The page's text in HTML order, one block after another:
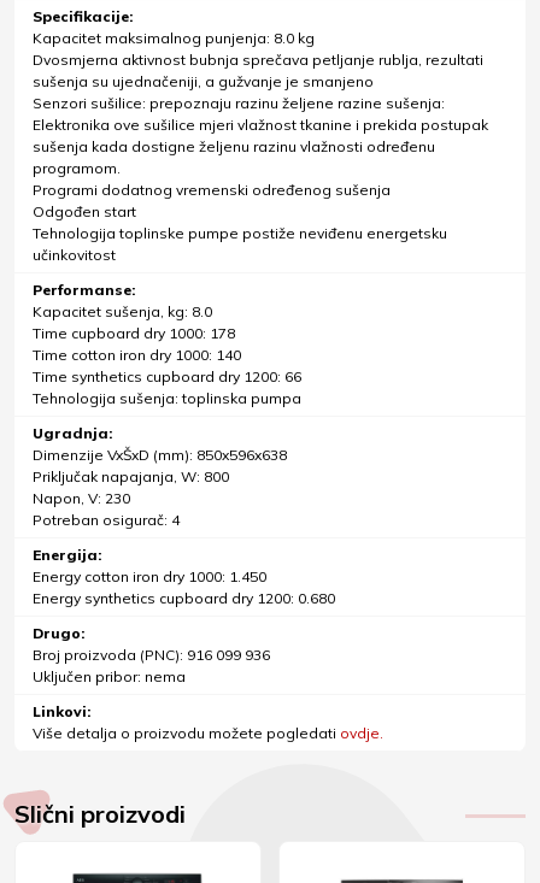
Specifikacije:
Kapacitet maksimalnog punjenja: 8.0 kg
Dvosmjerna aktivnost bubnja sprečava petljanje rublja, rezultati
sušenja su ujednačeniji, a gužvanje je smanjeno
Senzori sušilice: prepoznaju razinu željene razine sušenja:
Elektronika ove sušilice mjeri vlažnost tkanine i prekida postupak
sušenja kada dostigne željenu razinu vlažnosti određenu
programom.
Programi dodatnog vremenski određenog sušenja
Odgođen start
Tehnologija toplinske pumpe postiže neviđenu energetsku
učinkovitost
Performanse:
Kapacitet sušenja, kg: 8.0
Time cupboard dry 1000: 178
Time cotton iron dry 1000: 140
Time synthetics cupboard dry 1200: 66
Tehnologija sušenja: toplinska pumpa
Ugradnja:
Dimenzije VxŠxD (mm): 850x596x638
Priključak napajanja, W: 800
Napon, V: 230
Potreban osigurač: 4
Energija:
Energy cotton iron dry 1000: 1.450
Energy synthetics cupboard dry 1200: 0.680
Drugo:
Broj proizvoda (PNC): 916 099 936
Uključen pribor: nema
Linkovi:
Više detalja o proizvodu možete pogledati ovdje.
Slični proizvodi